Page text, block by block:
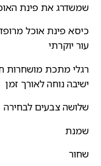
שמשדרג את פינת
כיסא פינת אוכל
עור יוקרתי
רגלי מתכת מושחרות
ישיבה נוחה לאורך זמן
שלושה צבעים לבחירה
שמנת
שחור